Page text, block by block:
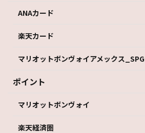
ANAカード
楽天カード
マリオットボンヴォイアメックス_SPG
ポイント
マリオットボンヴォイ
楽天経済圏